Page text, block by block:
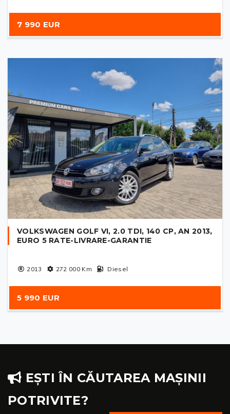
7 990 EUR
VOLKSWAGEN GOLF VI, 2.0 TDI, 140 CP, AN 2013,
EURO 5 RATE-LIVRARE-GARANTIE
2013 272 000Km Diesel
5 990 EUR
EȘTI ÎN CĂUTAREA MAȘINII
POTRIVITE?